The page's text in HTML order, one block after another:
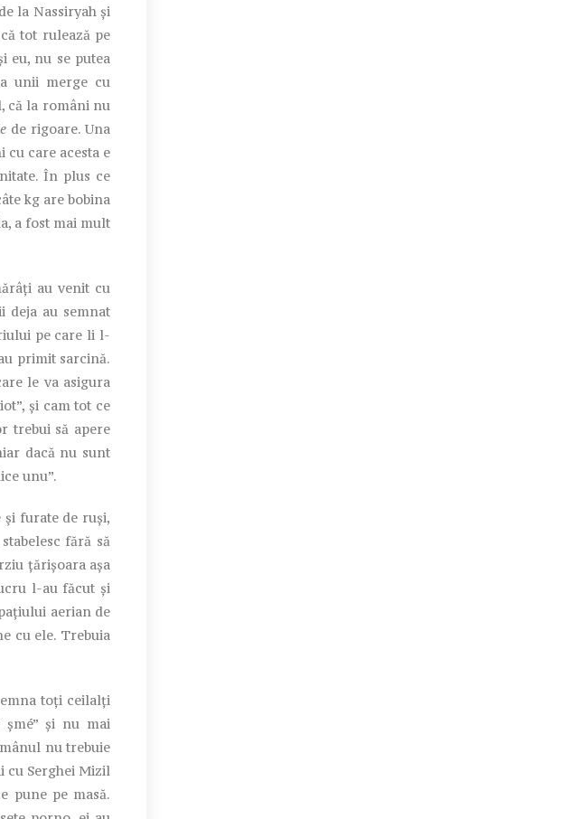
la Nassiryah și
tot rulează pe
eu, nu se putea
unii merge cu
că la români nu
de rigoare. Una
cu care acesta e
În plus ce
kg are bobina
a fost mai mult
au venit cu
deja au semnat
pe care li l-
primit sarcină.
le va asigura
și cam tot ce
trebui să apere
dacă nu sunt
unu”.
și furate de ruși,
fără să
țărișoara așa
l-au făcut și
aerian de
cu ele. Trebuia
toți ceilalți
șmé” și nu mai
nu trebuie
cu Serghei Mizil
pune pe masă.